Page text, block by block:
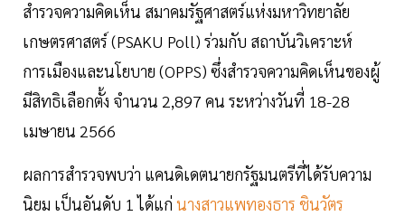
สำรวจความคิดเห็น สมาคมรัฐศาสตร์แห่งมหาวิทยาลัย
เกษตรศาสตร์ (PSAKU Poll) ร่วมกับ สถาบันวิเคราะห์
การเมืองและนโยบาย (OPPS) ซึ่งสำรวจความคิดเห็นของผู้
มีสิทธิเลือกตั้ง จำนวน 2,897 คน ระหว่างวันที่ 18-28
เมษายน 2566
ผลการสำรวจพบว่า แคนดิเดตนายกรัฐมนตรีที่ได้รับความ
นิยม เป็นอันดับ 1 ได้แก่ นางสาวแพทองธาร ชินวัตร